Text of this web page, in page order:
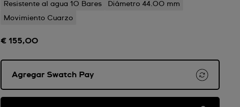
Resistente al agua 10 Bares
Diámetro 44.00 mm
Movimiento Cuarzo
€ 155,00
Agregar Swatch Pay